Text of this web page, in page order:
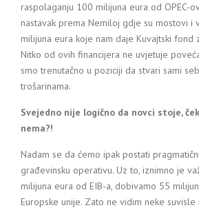
raspolaganju 100 milijuna eura od OPEC-
nastavak prema Nemiloj gdje su mostovi i
milijuna eura koje nam daje Kuvajtski fond
Nitko od ovih financijera ne uvjetuje
smo trenutačno u poziciji da stvari sami
trošarinama.
Svejedno nije logično da novci stoje,
nema?!
Nadam se da ćemo ipak postati
građevinsku operativu. Uz to, iznimno je
milijuna eura od EIB-a, dobivamo 55
Europske unije. Zato ne vidim neke